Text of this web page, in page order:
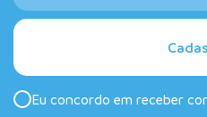
Eu concordo em receber